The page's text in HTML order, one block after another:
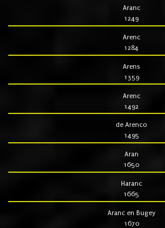
Aranc
1249
Arenc
1284
Arens
1359
Arenc
1492
de Arenco
1495
Aran
1650
Haranc
1665
Aranc en Bugey
1670